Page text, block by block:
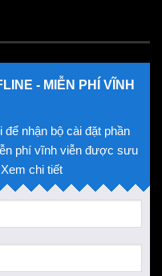
- MIỄN PHÍ VĨNH
nhận bộ cài đặt phần
phí vĩnh viễn được sưu
chi tiết